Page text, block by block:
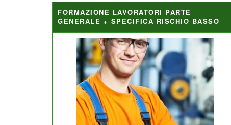
FORMAZIONE LAVORATORI PARTE
GENERALE + SPECIFICA RISCHIO BASSO